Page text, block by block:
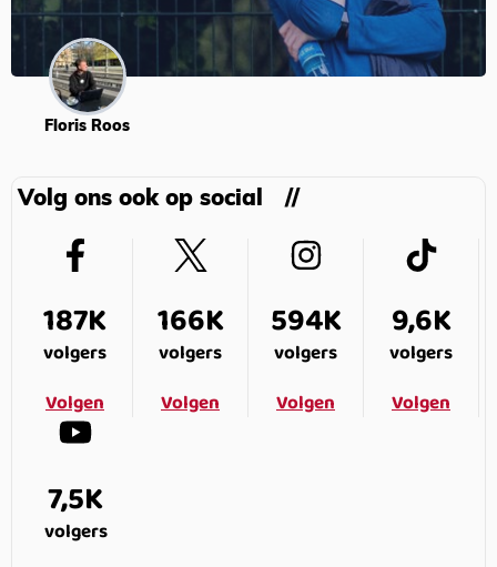
Floris Roos
Volg ons ook op social
187K
volgers
Volgen
166K
volgers
Volgen
594K
volgers
Volgen
9,6K
volgers
Volgen
7,5K
volgers